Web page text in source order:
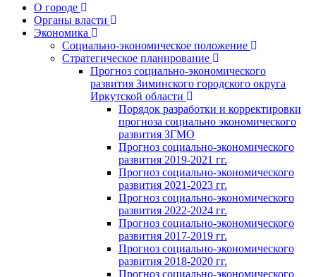
О городе
Органы власти
Экономика
Социально-экономическое положение
Стратегическое планирование
Прогноз социально-экономического
развития Зиминского городского округа
Иркутской области
Порядок разработки и корректировки
прогноза социально экономического
развития ЗГМО
Прогноз социально-экономического
развития 2019-2021 гг.
Прогноз социально-экономического
развития 2021-2023 гг.
Прогноз социально-экономического
развития 2022-2024 гг.
Прогноз социально-экономического
развития 2017-2019 гг.
Прогноз социально-экономического
развития 2018-2020 гг.
Прогноз социально-экономического